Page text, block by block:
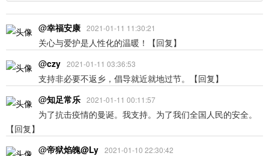
@幸福安康 2021-01-11 11:30:21
关心与爱护是人性化的温暖！
【回复】
@czy 2021-01-11 03:36:53
支持非必要不返乡，倡导就近就地过节。
【回复】
@知足常乐 2021-01-11 00:11:57
为了抗击疫情的曼诞。我支持。为了我们全国人民的安全。
【回复】
@帝狱焰魄@Ly 2021-01-10 22:30:42